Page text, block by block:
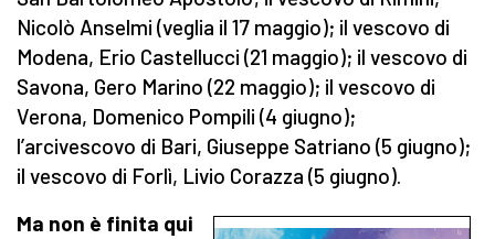
Nicolò Anselmi (veglia il 17 maggio); il vescovo di
Modena, Erio Castellucci (21 maggio); il vescovo di
Savona, Gero Marino (22 maggio); il vescovo di
Verona, Domenico Pompili (4 giugno);
l’arcivescovo di Bari, Giuseppe Satriano (5 giugno);
il vescovo di Forlì, Livio Corazza (5 giugno).
Ma non è finita qui